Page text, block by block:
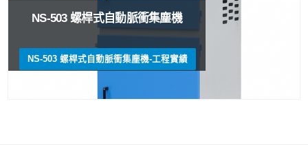
NS-503 螺桿式自動脈衝集塵機
NS-503 螺桿式自動脈衝集塵機-工程實績